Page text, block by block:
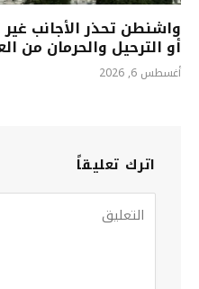
واشنطن تحذر الأجانب
أو الترحيل والحرمان من
أغسطس 6, 2026
اترك تعليقاً